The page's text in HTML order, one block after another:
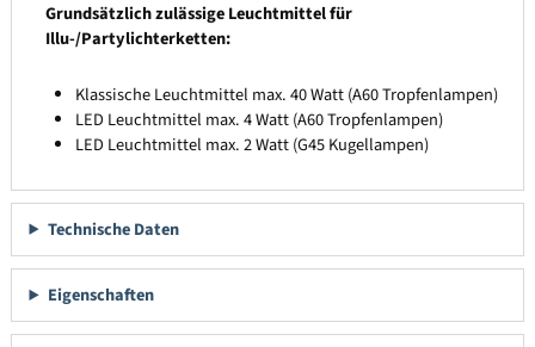
Grundsätzlich zulässige Leuchtmittel für
Illu-/Partylichterketten:
Klassische Leuchtmittel max. 40 Watt (A60 Tropfenlampen)
LED Leuchtmittel max. 4 Watt (A60 Tropfenlampen)
LED Leuchtmittel max. 2 Watt (G45 Kugellampen)
Technische Daten
Eigenschaften